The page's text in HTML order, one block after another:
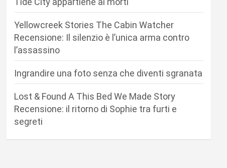
Yellowcreek Stories The Cabin Watcher
Recensione: Il silenzio è l’unica arma contro
l’assassino
Ingrandire una foto senza che diventi sgranata
Lost & Found A This Bed We Made Story
Recensione: il ritorno di Sophie tra furti e
segreti